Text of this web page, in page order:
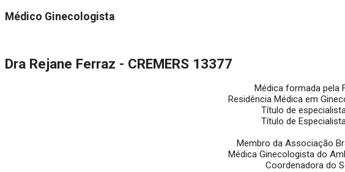
Médico Ginecologista
Dra Rejane Ferraz - CREMERS 13377
Médica formada pela
Residência Médica em
Título de
Título de
Membro da Associação
Médica Ginecologista do
Coordenadora do